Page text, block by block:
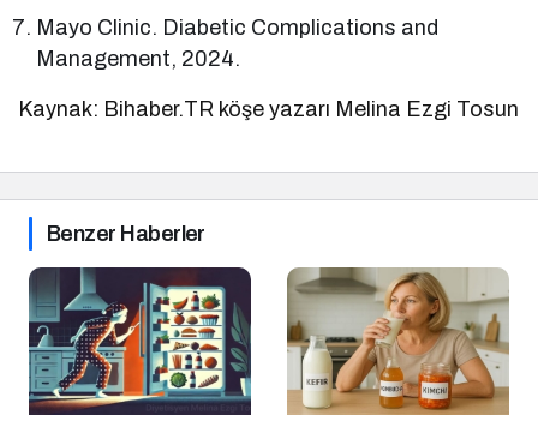
Mayo Clinic. Diabetic Complications and
Management, 2024.
Kaynak: Bihaber.TR köşe yazarı Melina Ezgi Tosun
Benzer Haberler